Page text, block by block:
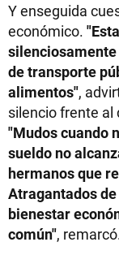
Y enseguida
económico.
de transporte
alimentos",
silencio frente al
"Mudos cuando
sueldo no
hermanos que
Atragantados
bienestar
común",